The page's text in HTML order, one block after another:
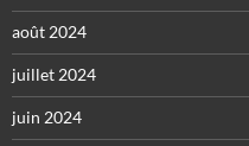
août 2024
juillet 2024
juin 2024